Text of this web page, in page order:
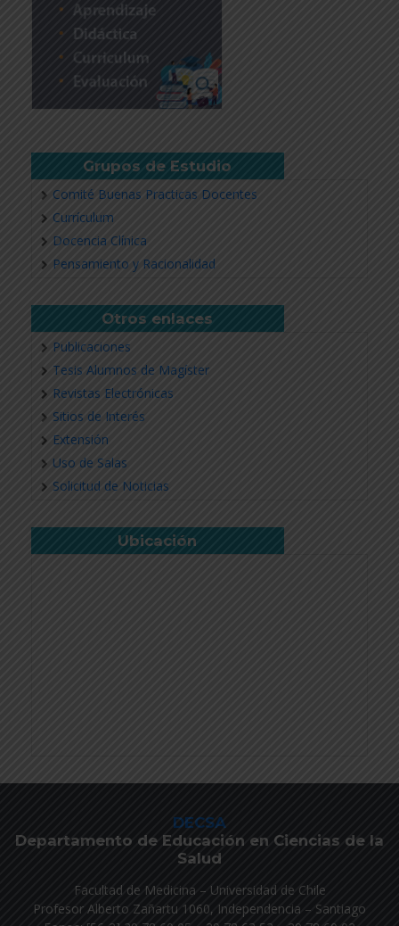
Grupos de Estudio
Comité Buenas Practicas Docentes
Currículum
Docencia Clínica
Pensamiento y Racionalidad
Otros enlaces
Publicaciones
Tesis Alumnos de Magíster
Revistas Electrónicas
Sitios de Interés
Extensión
Uso de Salas
Solicitud de Noticias
Ubicación
DECSA
Departamento de Educación en Ciencias de la
Salud
Facultad de Medicina – Universidad de Chile
Profesor Alberto Zañartu 1060, Independencia – Santiago